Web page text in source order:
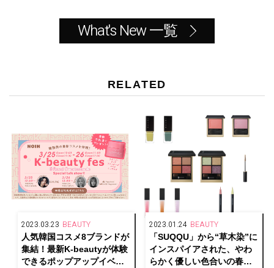
What's New 一覧
RELATED
2023.03.23 BEAUTY
人気韓国コスメ8ブランドが
集結！最新K-beautyが体験
できるポップアップイベン
2023.01.24 BEAUTY
「SUQQU」から“草木染”に
インスパイアされた、やわ
らかく優しい色合いの春コ